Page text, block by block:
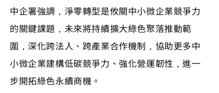
中企署強調，淨零轉型是攸關中小微企業競爭力
的關鍵課題，未來將持續擴大綠色聚落推動範
圍，深化跨法人、跨產業合作機制，協助更多中
小微企業建構低碳競爭力、強化營運韌性，進一
步開拓綠色永續商機。